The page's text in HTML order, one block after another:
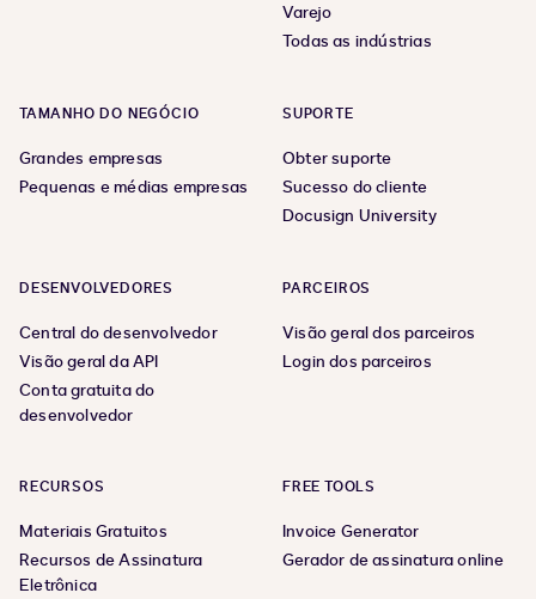
Varejo
Todas as indústrias
TAMANHO DO NEGÓCIO
Grandes empresas
Pequenas e médias empresas
SUPORTE
Obter suporte
Sucesso do cliente
Docusign University
DESENVOLVEDORES
Central do desenvolvedor
Visão geral da API
Conta gratuita do
desenvolvedor
PARCEIROS
Visão geral dos parceiros
Login dos parceiros
RECURSOS
Materiais Gratuitos
Recursos de Assinatura
Eletrônica
FREE TOOLS
Invoice Generator
Gerador de assinatura online